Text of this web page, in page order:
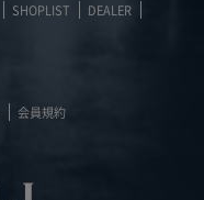
SHOPLIST
DEALER
会員規約